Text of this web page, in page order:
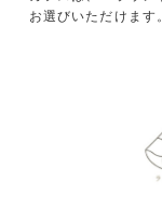
お選びいただけます